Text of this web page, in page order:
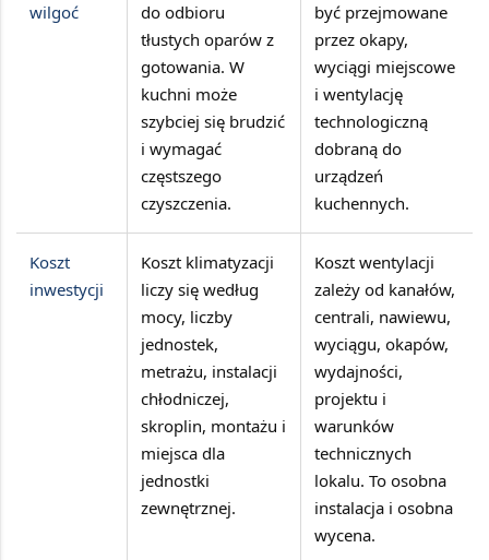
wilgoć
do odbioru
tłustych oparów z
gotowania. W
kuchni może
szybciej się brudzić
i wymagać
częstszego
czyszczenia.
być przejmowane
przez okapy,
wyciągi miejscowe
i wentylację
technologiczną
dobraną do
urządzeń
kuchennych.
Koszt
inwestycji
Koszt klimatyzacji
liczy się według
mocy, liczby
jednostek,
metrażu, instalacji
chłodniczej,
skroplin, montażu i
miejsca dla
jednostki
zewnętrznej.
Koszt wentylacji
zależy od kanałów,
centrali, nawiewu,
wyciągu, okapów,
wydajności,
projektu i
warunków
technicznych
lokalu. To osobna
instalacja i osobna
wycena.